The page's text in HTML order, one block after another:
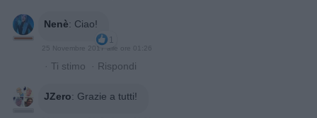
Nenè: Ciao!
1
25 Novembre 2017 alle ore 01:26
· Ti stimo · Rispondi
JZero: Grazie a tutti!